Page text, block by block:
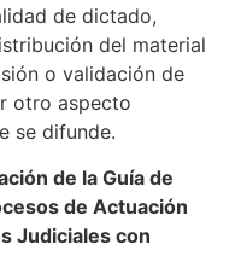
de dictado,
del material
o validación de
otro aspecto
se difunde.
de la Guía de
de Actuación
Judiciales con